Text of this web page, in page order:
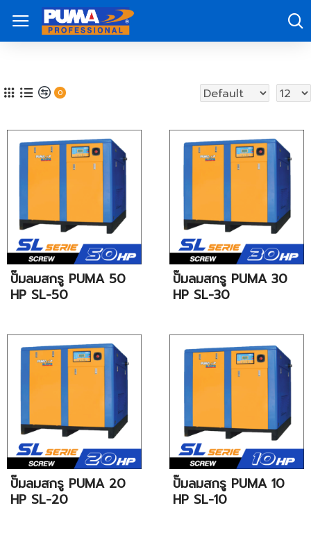
0
ปั๊มลมสกรู PUMA 50
HP SL-50
ปั๊มลมสกรู PUMA 30
HP SL-30
ปั๊มลมสกรู PUMA 20
HP SL-20
ปั๊มลมสกรู PUMA 10
HP SL-10